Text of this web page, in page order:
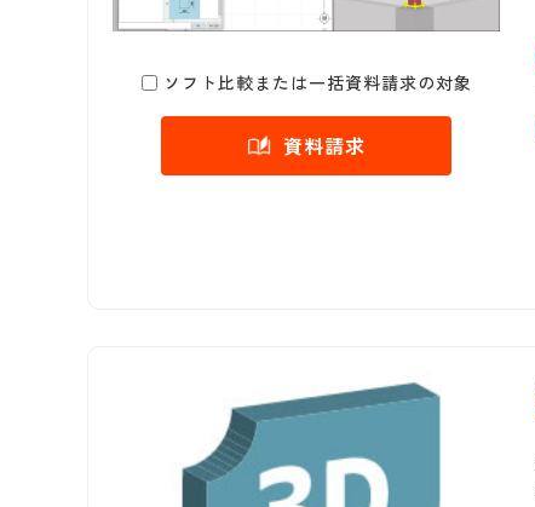
ソフト比較または一括資料請求の対象
資料請求